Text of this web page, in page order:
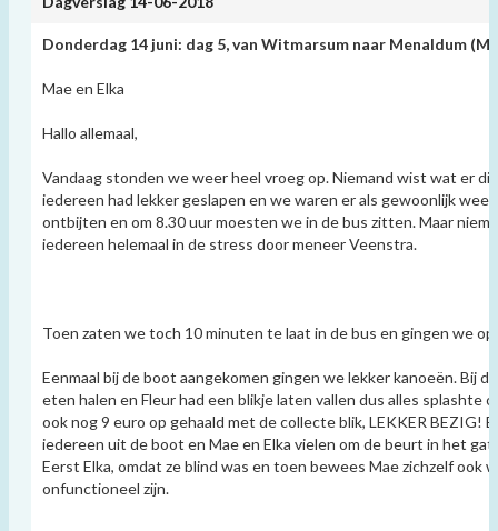
Donderdag 14 juni: dag 5,van Witmarsum naar Menaldum
Mae en Elka
Hallo allemaal,
Vandaag stonden we weer heel vroeg op. Niemand wist wat er
iedereen had lekker geslapen en we waren er als gewoonlijk
ontbijten en om 8.30 uur moesten we in de bus zitten. Maar
iedereen helemaal in de stress door meneer Veenstra.
Toen zaten we toch 10 minuten te laat in de bus en gingen we
Eenmaal bij de boot aangekomen gingen we lekker kanoeën. Bij
eten halen en Fleur had een blikje laten vallen dus alles splashte
ook nog 9 euro op gehaald met de collecte blik, LEKKER BEZIG!
iedereen uit de boot en Mae en Elka vielen om de beurt in het
Eerst Elka, omdat ze blind was en toen bewees Mae zichzelf ook
onfunctioneel zijn.